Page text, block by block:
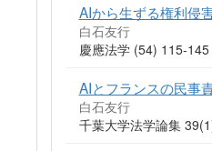
AIから生ずる権利侵
白石友行
慶應法学 (54) 115-
AIとフランスの民事
白石友行
千葉大学法学論集